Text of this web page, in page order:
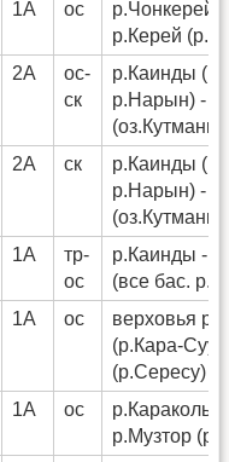
1А ос
р.Чонкерей
р.Керей
2А
ос-
ск
р.Каинды
р.Нарын) -
2А ск
р.Каинды
р.Нарын) -
1А
тр-
ос
р.Каинды -
(все бас.
1А ос
верховья
(р.Кара-Суу)
(р.Сересу)
1А ос
р.Караколь
р.Музтор